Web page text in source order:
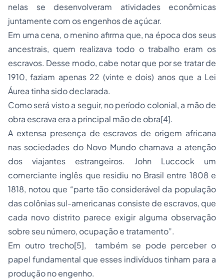
nelas se desenvolveram atividades econômicas
juntamente com os engenhos de açúcar.
Em uma cena, o menino afirma que, na época dos seus
ancestrais, quem realizava todo o trabalho eram os
escravos. Desse modo, cabe notar que por se tratar de
1910, faziam apenas 22 (vinte e dois) anos que a Lei
Áurea tinha sido declarada.
Como será visto a seguir, no período colonial, a mão de
obra escrava era a principal mão de obra[4].
A extensa presença de escravos de origem africana
nas sociedades do Novo Mundo chamava a atenção
dos viajantes estrangeiros. John Luccock um
comerciante inglês que residiu no Brasil entre 1808 e
1818, notou que “parte tão considerável da população
das colônias sul-americanas consiste de escravos, que
cada novo distrito parece exigir alguma observação
sobre seu número, ocupação e tratamento”.
Em outro trecho[5], também se pode perceber o
papel fundamental que esses indivíduos tinham para a
produção no engenho.